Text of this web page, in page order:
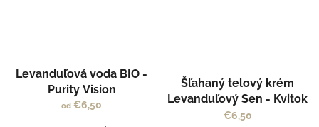
hodnotenie
produktu
je
Levanduľová voda BIO -
Purity Vision
od €6,50
hodnotenie
produktu
5,0
Šľahaný telový krém
Levanduľový Sen - Kvitok
€6,50